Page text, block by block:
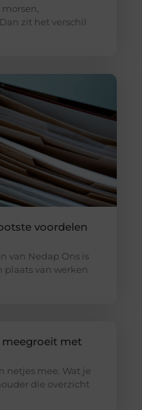
zit het verschil
voordelen
van Nedap Ons is
plaats van werken
meegroeit met
netjes mee. Wat je
die overzicht